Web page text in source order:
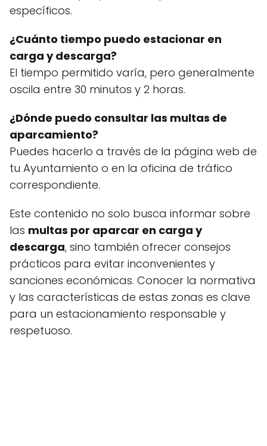
específicos.
¿Cuánto tiempo puedo estacionar en
carga y descarga?
El tiempo permitido varía, pero generalmente
oscila entre 30 minutos y 2 horas.
¿Dónde puedo consultar las multas de
aparcamiento?
Puedes hacerlo a través de la página web de
tu Ayuntamiento o en la oficina de tráfico
correspondiente.
Este contenido no solo busca informar sobre
las multas por aparcar en carga y
descarga, sino también ofrecer consejos
prácticos para evitar inconvenientes y
sanciones económicas. Conocer la normativa
y las características de estas zonas es clave
para un estacionamiento responsable y
respetuoso.